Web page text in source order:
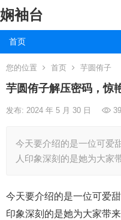
娴袖台
首页
您的位置 首页 芋圆侑子
芋圆侑子解压密码，惊
发布: 2024 年 5 月 30 日
今天要介绍的是一位可
人印象深刻的是她为大家
今天要介绍的是一位可爱
印象深刻的是她为大家带